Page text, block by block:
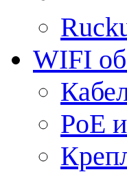
WIFI
PoE